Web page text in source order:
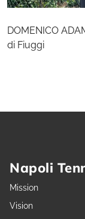
DOMENICO
di Fiuggi
Napoli
Mission
Vision